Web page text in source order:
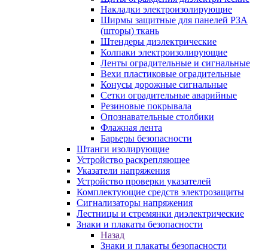
Накладки электроизолирующие
Ширмы защитные для панелей РЗА
(шторы) ткань
Штендеры диэлектрические
Колпаки электроизолирующие
Ленты оградительные и сигнальные
Вехи пластиковые оградительные
Конусы дорожные сигнальные
Сетки оградительные аварийные
Резиновые покрывала
Опознавательные столбики
Флажная лента
Барьеры безопасности
Штанги изолирующие
Устройство раскрепляющее
Указатели напряжения
Устройство проверки указателей
Комплектующие средств электрозащиты
Сигнализаторы напряжения
Лестницы и стремянки диэлектрические
Знаки и плакаты безопасности
Назад
Знаки и плакаты безопасности